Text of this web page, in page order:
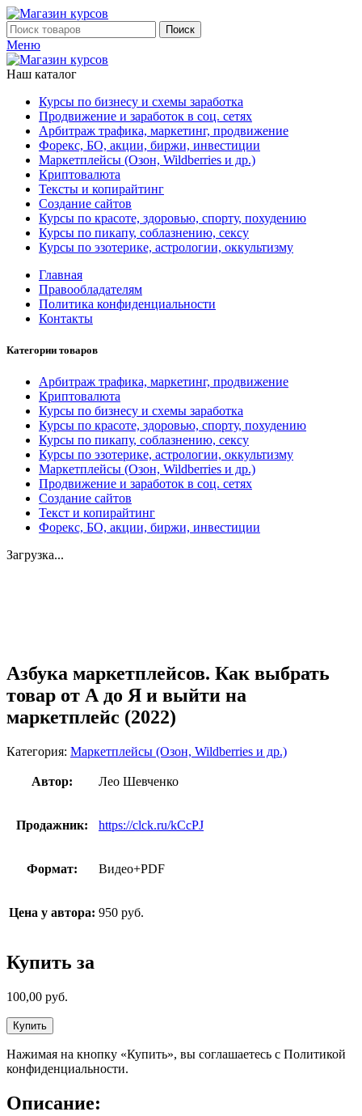
Поиск
Меню
Наш каталог
Курсы по бизнесу и схемы заработка
Продвижение и заработок в соц. сетях
Арбитраж трафика, маркетинг, продвижение
Форекс, БО, акции, биржи, инвестиции
Маркетплейсы (Озон, Wildberries и др.)
Криптовалюта
Тексты и копирайтинг
Создание сайтов
Курсы по красоте, здоровью, спорту, похудению
Курсы по пикапу, соблазнению, сексу
Курсы по эзотерике, астрологии, оккультизму
Главная
Правообладателям
Политика конфиденциальности
Контакты
Категории товаров
Арбитраж трафика, маркетинг, продвижение
Криптовалюта
Курсы по бизнесу и схемы заработка
Курсы по красоте, здоровью, спорту, похудению
Курсы по пикапу, соблазнению, сексу
Курсы по эзотерике, астрологии, оккультизму
Маркетплейсы (Озон, Wildberries и др.)
Продвижение и заработок в соц. сетях
Создание сайтов
Текст и копирайтинг
Форекс, БО, акции, биржи, инвестиции
Загрузка...
Азбука маркетплейсов. Как выбрать
товар от А до Я и выйти на
маркетплейс (2022)
Категория: Маркетплейсы (Озон, Wildberries и др.)
Автор: Лео Шевченко
Продажник: https://clck.ru/kCcPJ
Формат: Видео+PDF
Цена у автора: 950 руб.
Купить за
100,00 руб.
Купить
Нажимая на кнопку «Купить», вы соглашаетесь с Политикой
конфиденциальности.
Описание: